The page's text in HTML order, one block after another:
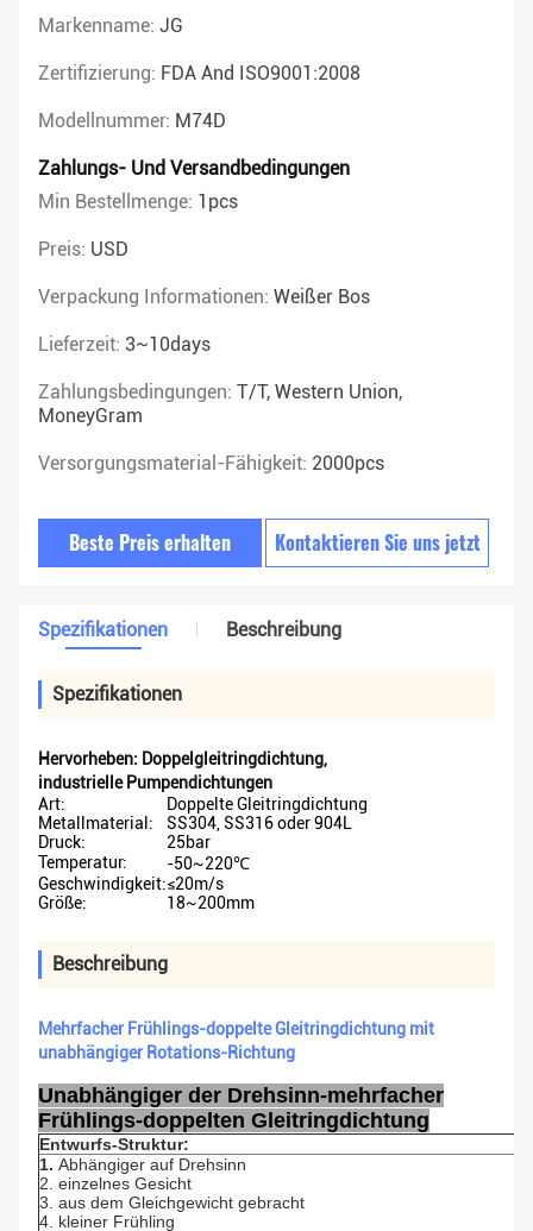
Markenname: JG
Zertifizierung: FDA And ISO9001:2008
Modellnummer: M74D
Zahlungs- Und Versandbedingungen
Min Bestellmenge: 1pcs
Preis: USD
Verpackung Informationen: Weißer Bos
Lieferzeit: 3~10days
Zahlungsbedingungen: T/T, Western Union,
MoneyGram
Versorgungsmaterial-Fähigkeit: 2000pcs
Beste Preis erhalten Kontaktieren Sie uns jetzt
Spezifikationen Beschreibung
Spezifikationen
Hervorheben: Doppelgleitringdichtung,
industrielle Pumpendichtungen
Art:
Doppelte Gleitringdichtung
Metallmaterial:
SS304, SS316 oder 904L
Druck:
25bar
Temperatur:
-50~220℃
Geschwindigkeit:≤20m/s
Größe:
18~200mm
Beschreibung
Mehrfacher Frühlings-doppelte Gleitringdichtung mit
unabhängiger Rotations-Richtung
Unabhängiger der Drehsinn-mehrfacher
Frühlings-doppelten Gleitringdichtung
Entwurfs-Struktur:
1. Abhängiger auf Drehsinn
2. einzelnes Gesicht
3. aus dem Gleichgewicht gebracht
4. kleiner Frühling